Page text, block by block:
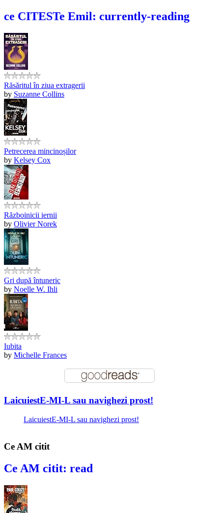
ce CITESTe Emil: currently-reading
Răsăritul în ziua extragerii
by Suzanne Collins
Petrecerea mincinoșilor
by Kelsey Cox
Războinicii iernii
by Olivier Norek
Gri după întuneric
by Noelle W. Ihli
Iubita
by Michelle Frances
LaicuiestE-MI-L sau navighezi prost!
LaicuiestE-MI-L sau navighezi prost!
Ce AM citit
Ce AM citit: read